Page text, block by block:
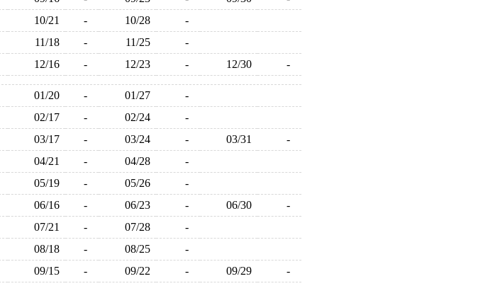
10/21 - 10/28
-
11/18 - 11/25
-
12/16 - 12/23 - 12/30 -
01/20 - 01/27
-
02/17 - 02/24
-
03/17 - 03/24 - 03/31
-
04/21 - 04/28
-
05/19 - 05/26
-
06/16 - 06/23 - 06/30
-
07/21 - 07/28
-
08/18 - 08/25
-
09/15 - 09/22 - 09/29
-